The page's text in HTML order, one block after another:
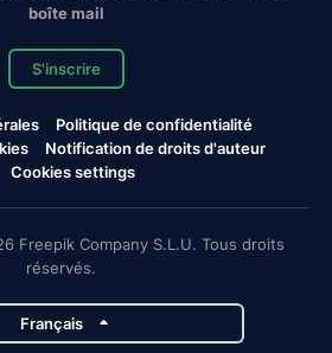
boîte mail
S'inscrire
Politique de confidentialité
Notification de droits d'auteur
Cookies settings
Freepik Company S.L.U. Tous droits
réservés.
Français